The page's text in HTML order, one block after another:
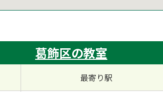
葛飾区の教室
最寄り駅